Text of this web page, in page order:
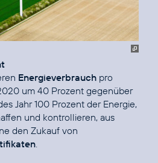
Energieverbrauch pro
um 40 Prozent gegenüber
Jahr 100 Prozent der Energie,
und kontrollieren, aus
den Zukauf von